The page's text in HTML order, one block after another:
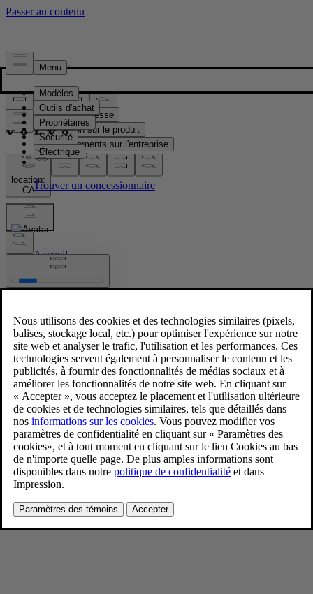
Presse & Médias
Matériel de presse
Information sur le produit
Renseignements sur l'entreprise
Contacts médias
location:
CA
Images
Accueil
/Images
Volvo EX60
1/21/2026
Favoris
Partager
Télécharger
Extérieur, studio
Pour consulter toute l’information sur les droits d’auteur, cliquez ici